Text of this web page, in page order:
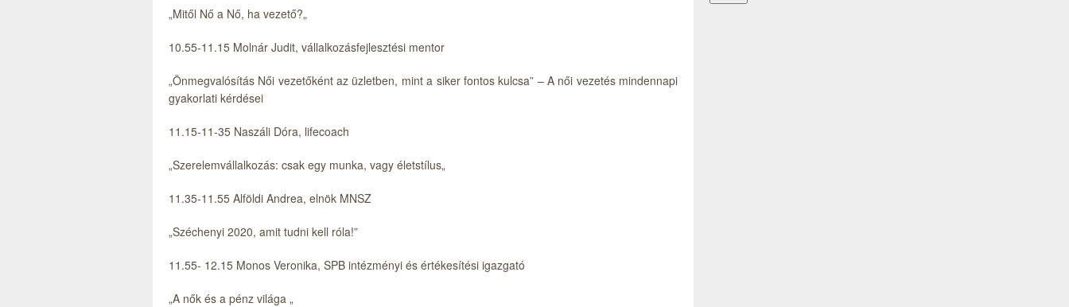
„Mitől Nő a Nő, ha vezető?„
10.55-11.15 Molnár Judit, vállalkozásfejlesztési mentor
„Önmegvalósítás Női vezetőként az üzletben, mint a siker fontos kulcsa” – A női vezetés mindennapi
gyakorlati kérdései
11.15-11-35 Naszáli Dóra, lifecoach
„Szerelemvállalkozás: csak egy munka, vagy életstílus„
11.35-11.55 Alföldi Andrea, elnök MNSZ
„Széchenyi 2020, amit tudni kell róla!”
11.55- 12.15 Monos Veronika, SPB intézményi és értékesítési igazgató
„A nők és a pénz világa „